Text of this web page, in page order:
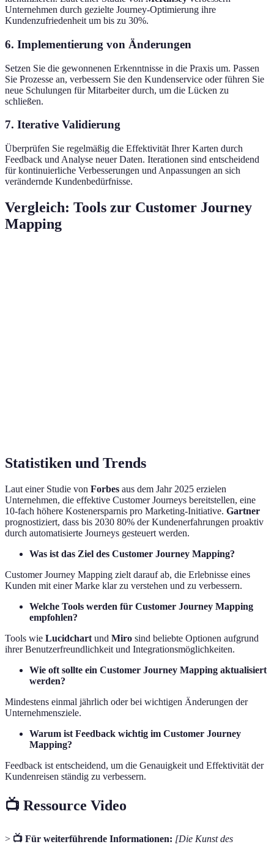
Unternehmen durch gezielte Journey-Optimierung ihre
Kundenzufriedenheit um bis zu 30%.
6. Implementierung von Änderungen
Setzen Sie die gewonnenen Erkenntnisse in die Praxis um. Passen
Sie Prozesse an, verbessern Sie den Kundenservice oder führen Sie
neue Schulungen für Mitarbeiter durch, um die Lücken zu
schließen.
7. Iterative Validierung
Überprüfen Sie regelmäßig die Effektivität Ihrer Karten durch
Feedback und Analyse neuer Daten. Iterationen sind entscheidend
für kontinuierliche Verbesserungen und Anpassungen an sich
verändernde Kundenbedürfnisse.
Vergleich: Tools zur Customer Journey
Mapping
Statistiken und Trends
Laut einer Studie von Forbes aus dem Jahr 2025 erzielen
Unternehmen, die effektive Customer Journeys bereitstellen, eine
10-fach höhere Kostenersparnis pro Marketing-Initiative. Gartner
prognostiziert, dass bis 2030 80% der Kundenerfahrungen proaktiv
durch automatisierte Journeys gesteuert werden.
Was ist das Ziel des Customer Journey Mapping?
Customer Journey Mapping zielt darauf ab, die Erlebnisse eines
Kunden mit einer Marke klar zu verstehen und zu verbessern.
Welche Tools werden für Customer Journey Mapping
empfohlen?
Tools wie Lucidchart und Miro sind beliebte Optionen aufgrund
ihrer Benutzerfreundlichkeit und Integrationsmöglichkeiten.
Wie oft sollte ein Customer Journey Mapping aktualisiert
werden?
Mindestens einmal jährlich oder bei wichtigen Änderungen der
Unternehmensziele.
Warum ist Feedback wichtig im Customer Journey
Mapping?
Feedback ist entscheidend, um die Genauigkeit und Effektivität der
Kundenreisen ständig zu verbessern.
📺 Ressource Video
> 📺 Für weiterführende Informationen: [Die Kunst des